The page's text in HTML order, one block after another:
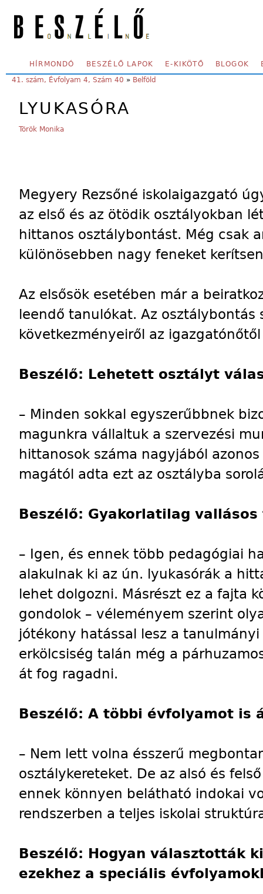
SECONDARY MENU
HÍRMONDÓ BESZÉLŐ LAPOK E-KIKÖTŐ BLOGOK
YOU ARE HERE:
41. szám, Évfolyam 4, Szám 40 » Belföld
LYUKASÓRA
Török Monika
Megyery Rezsőné iskolaigazgató
az első és az ötödik osztályokban
hittanos osztálybontást. Még csak
különösebben nagy feneket
Az elsősök esetében már a
leendő tanulókat. Az osztálybontás
következményeiről az
Beszélő: Lehetett osztályt
– Minden sokkal egyszerűbbnek
magunkra vállaltuk a szervezési
hittanosok száma nagyjából
magától adta ezt az osztályba
Beszélő: Gyakorlatilag
– Igen, és ennek több pedagógiai
alakulnak ki az ún. lyukasórák a
lehet dolgozni. Másrészt ez a fajta
gondolok – véleményem szerint
jótékony hatással lesz a
erkölcsiség talán még a
át fog ragadni.
Beszélő: A többi évfolyamot is
– Nem lett volna ésszerű
osztálykereteket. De az alsó és
ennek könnyen belátható indokai
rendszerben a teljes iskolai
Beszélő: Hogyan választották
ezekhez a speciális